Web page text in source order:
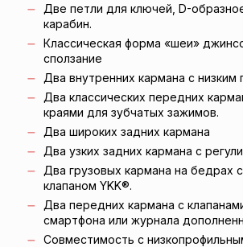
Две петли для ключей, D-
карабин.
Классическая форма «шеи»
сползание
Два внутренних кармана с низким
Два классических передних
краями для зубчатых зажимов.
Два широких задних кармана
Два узких задних кармана с
Два грузовых кармана на бедрах
клапаном YKK®.
Два передних кармана с
смартфона или журнала
Совместимость с